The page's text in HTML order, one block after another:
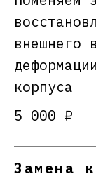
внешнего
корпуса
5 000 ₽
Замена